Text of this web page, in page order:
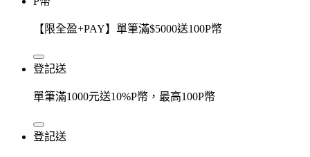
【限全盈+PAY】單筆滿$5000送100P幣
登記送
單筆滿1000元送10%P幣，最高100P幣
登記送